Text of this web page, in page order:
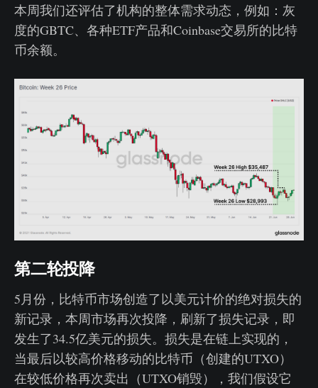
本周我们还评估了机构的整体需求动态，例如：灰
度的GBTC、各种ETF产品和Coinbase交易所的比特
币余额。
第二轮投降
5月份，比特币市场创造了以美元计价的绝对损失的
新记录，本周市场再次投降，刷新了损失记录，即
发生了34.5亿美元的损失。损失是在链上实现的，
当最后以较高价格移动的比特币（创建的UTXO）
在较低价格再次卖出（UTXO销毁），我们假设它